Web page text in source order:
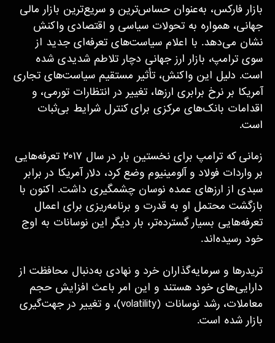
بازار فارکس، به‌عنوان حساس‌ترین و سریع‌ترین بازار مالی
جهانی، همواره به تحولات سیاسی و اقتصادی واکنش
نشان می‌دهد. با اعلام سیاست‌های تعرفه‌ای جدید از
سوی ترامپ، بازار ارز جهانی دچار تلاطم شدیدی شده
است. دلیل این واکنش، تأثیر مستقیم سیاست‌های تجاری
آمریکا بر نرخ برابری ارزها، تغییر در انتظارات تورمی، و
اقدامات بانک‌های مرکزی برای کنترل شرایط بی‌ثبات
است.
زمانی که ترامپ برای نخستین بار در سال ۲۰۱۷ تعرفه‌هایی
بر واردات فولاد و آلومینیوم وضع کرد، دلار آمریکا در برابر
سبدی از ارزهای عمده نوسان چشمگیری داشت. اکنون با
بازگشت محتمل او به قدرت و برنامه‌ریزی برای اعمال
تعرفه‌هایی بسیار گسترده‌تر، بار دیگر این نوسانات به اوج
خود رسیده‌اند.
تریدرها و سرمایه‌گذاران خرد و نهادی به‌دنبال محافظت از
دارایی‌های خود هستند و این امر باعث افزایش حجم
معاملات، رشد نوسانات (volatility)، و تغییر در جهت‌گیری
بازار شده است.